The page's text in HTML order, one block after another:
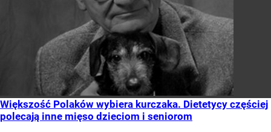
Większość Polaków wybiera kurczaka. Dietetycy częściej
polecają inne mięso dzieciom i seniorom